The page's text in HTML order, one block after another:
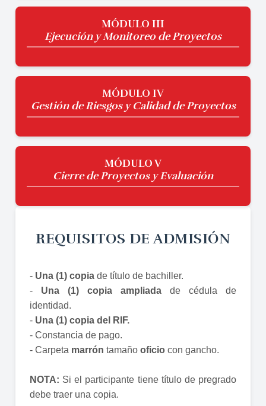
MÓDULO III
Ejecución y Monitoreo de Proyectos
MÓDULO IV
Gestión de Riesgos y Calidad de Proyectos
MÓDULO V
Cierre de Proyectos y Evaluación
REQUISITOS DE ADMISIÓN
- Una (1) copia de título de bachiller.
- Una (1) copia ampliadade cédula de
identidad.
- Una (1) copia del RIF.
- Constancia de pago.
- Carpeta marrón tamañooficio con gancho.
NOTA: Si el participante tiene título de pregrado
debe traer una copia.